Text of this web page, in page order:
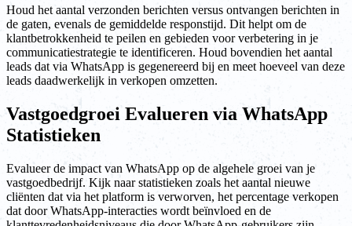
Houd het aantal verzonden berichten versus ontvangen berichten in
de gaten, evenals de gemiddelde responstijd. Dit helpt om de
klantbetrokkenheid te peilen en gebieden voor verbetering in je
communicatiestrategie te identificeren. Houd bovendien het aantal
leads dat via WhatsApp is gegenereerd bij en meet hoeveel van deze
leads daadwerkelijk in verkopen omzetten.
Vastgoedgroei Evalueren via WhatsApp
Statistieken
Evalueer de impact van WhatsApp op de algehele groei van je
vastgoedbedrijf. Kijk naar statistieken zoals het aantal nieuwe
cliënten dat via het platform is verworven, het percentage verkopen
dat door WhatsApp-interacties wordt beïnvloed en de